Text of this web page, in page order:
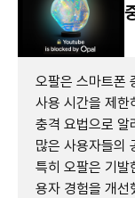
오팔은 스마트폰
사용 시간을 제한
충격 요법으로
많은 사용자들의
특히 오팔은 기발
용자 경험을 개선